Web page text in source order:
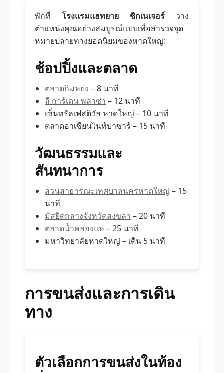
พักที่ โรงแรมแฮทยาย ซิกเนเจอร์ วาง
ตำแหน่งคุณอย่างสมบูรณ์แบบเพื่อสำรวจจุด
หมายปลายทางยอดนิยมของหาดใหญ่:
ช้อปปิ้งและตลาด
ตลาดกิมหยง – 8 นาที
ลี การ์เดน พลาซ่า – 12 นาที
เซ็นทรัลเฟสติวัล หาดใหญ่ – 10 นาที
ตลาดอาเซียนไนท์บาซาร์ – 15 นาที
วัฒนธรรมและ
สันทนาการ
สวนสาธารณะเทศบาลนครหาดใหญ่ – 15
นาที
มัสยิดกลางจังหวัดสงขลา – 20 นาที
ตลาดน้ำคลองแห – 25 นาที
มหาวิทยาลัยหาดใหญ่ – เดิน 5 นาที
การขนส่งและการเดิน
ทาง
ตัวเลือกการขนส่งในท้อง